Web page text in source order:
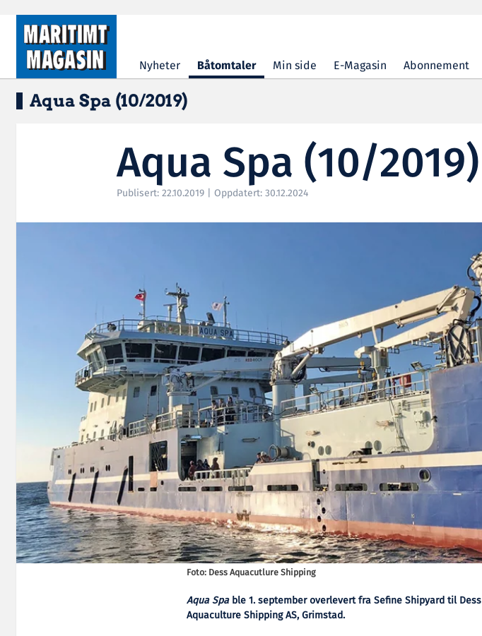
Hopp til hovedinnhold
Nyheter Båtomtaler Min side E-Magasin Abonnement
Aqua Spa (10/2019)
Aqua Spa (10/2019)
Publisert: 22.10.2019 | Oppdatert: 30.12.2024
Foto: Dess Aquacutlure Shipping
Aqua Spable 1. september overlevert fra Sefine Shipyard til Dess
Aquaculture Shipping AS, Grimstad.